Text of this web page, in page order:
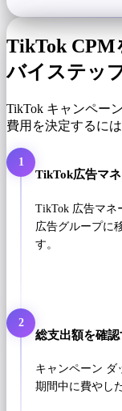
TikTok CPM
バイステッ
TikTok キャンペー
費用を決定するに
1
TikTok広告マ
TikTok 広告マネ
広告グループに
す。
2
総支出額を確認
キャンペーン ダ
期間中に費やし